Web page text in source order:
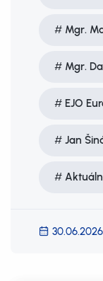
Mgr.
Mgr.
EJO
Jan
30.06.2026